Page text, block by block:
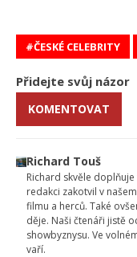
ČESKÉ CELEBRITY
Přidejte svůj názor
KOMENTOVAT
Richard Touš
Richard skvěle
redakci zakotvil v
filmu a herců. Také
děje. Naši čtenáři jistě
showbyznysu. Ve
vaří.